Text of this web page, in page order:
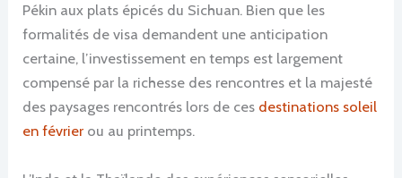
Pékin aux plats épicés du Sichuan. Bien que les
formalités de visa demandent une anticipation
certaine, l’investissement en temps est largement
compensé par la richesse des rencontres et la majesté
des paysages rencontrés lors de ces destinations soleil
en février ou au printemps.